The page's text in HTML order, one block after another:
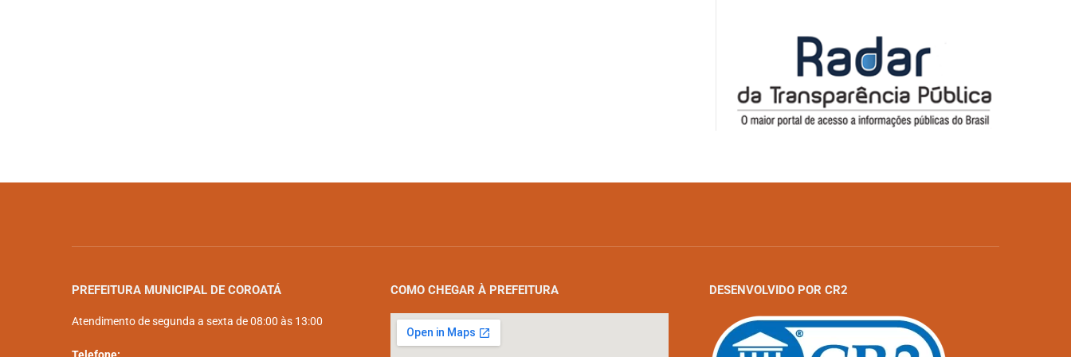
PREFEITURA MUNICIPAL DE COROATÁ
Atendimento de segunda a sexta de 08:00 às 13:00
COMO CHEGAR À PREFEITURA DESENVOLVIDO POR CR2